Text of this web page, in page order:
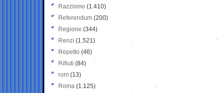
Razzismo (1.410)
Referendum (200)
Regione (344)
Renzi (1.521)
Repetto (46)
Rifiuti (84)
rom (13)
Roma (1.125)